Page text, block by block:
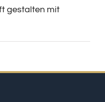
gestalten mit